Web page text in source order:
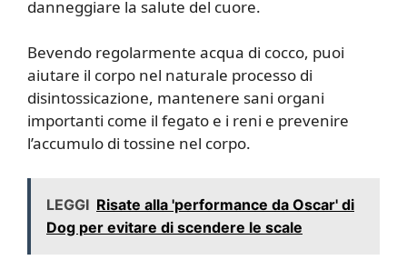
danneggiare la salute del cuore.
Bevendo regolarmente acqua di cocco, puoi
aiutare il corpo nel naturale processo di
disintossicazione, mantenere sani organi
importanti come il fegato e i reni e prevenire
l’accumulo di tossine nel corpo.
LEGGI Risate alla 'performance da Oscar' di
Dog per evitare di scendere le scale